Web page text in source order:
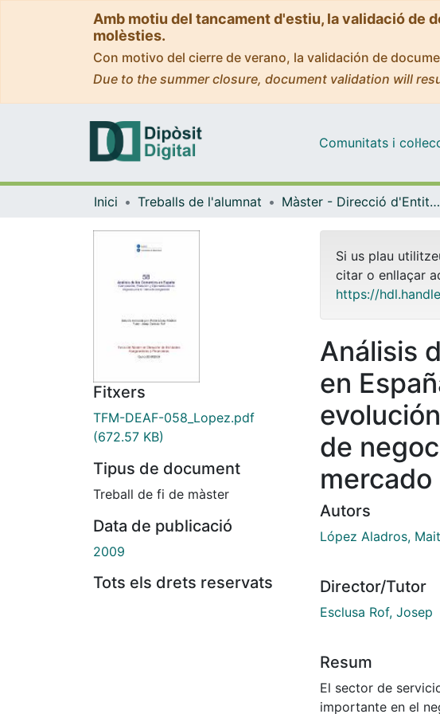
Amb motiu del tancament d'estiu, la validació de
molèsties.
Con motivo del cierre de verano, la validación de
Due to the summer closure, document validation will
Comunitats i
Inici Treballs de l'alumnat Màster - Direcció d'Entitats Asseguradores i Financeres (DEAF)
Fitxers
TFM-DEAF-058_Lopez.pdf
(672.57 KB)
Tipus de document
Treball de fi de màster
Data de publicació
2009
Tots els drets reservats
Si us plau
citar o enllaçar
https://
Análisis
en
de
Autors
López Aladros,
Director/Tutor
Esclusa Rof, Josep
Resum
El sector de
importante en el